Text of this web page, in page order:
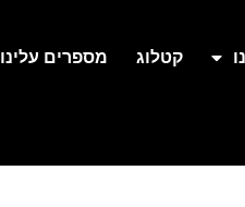
קטלוג מספרים עלינו